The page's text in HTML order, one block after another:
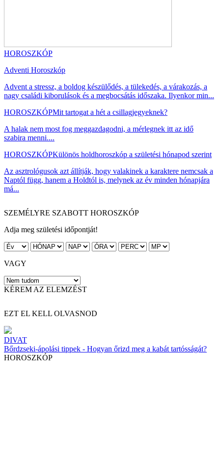
HOROSZKÓP
Adventi Horoszkóp
Advent a stressz, a boldog készülődés, a tülekedés, a várakozás, a
nagy családi kiborulások és a megbocsátás időszaka. Ilyenkor min...
HOROSZKÓPMit tartogat a hét a csillagjegyeknek?
A halak nem most fog meggazdagodni, a mérlegnek itt az idő
szabira menni....
HOROSZKÓPKülönös holdhoroszkóp a születési hónapod szerint
Az asztrológusok azt állítják, hogy valakinek a karaktere nemcsak a
Naptól függ, hanem a Holdtól is, melynek az év minden hónapjára
má...
SZEMÉLYRE SZABOTT HOROSZKÓP
Adja meg születési időpontját!
VAGY
KÉREM AZ ELEMZÉST
EZT EL KELL OLVASNOD
DIVAT
Bőrdzseki-ápolási tippek - Hogyan őrizd meg a kabát tartósságát?
HOROSZKÓP